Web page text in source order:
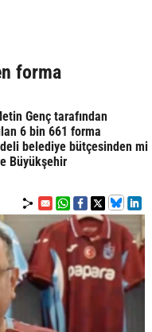
forma
Genç tarafından
6 bin 661 forma
belediye bütçesinden mi
Büyükşehir